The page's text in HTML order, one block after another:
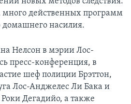
много действенных программ
насилия.
Нелсон в мэрии Лос-
пресс-конференция, в
шеф полиции Брэттон,
Лос-Анджелес Ли Бака и
Дегадийо, а также